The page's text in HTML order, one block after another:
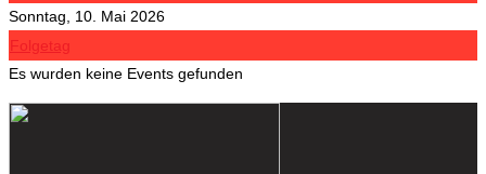
Sonntag, 10. Mai 2026
Folgetag
Es wurden keine Events gefunden